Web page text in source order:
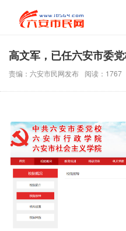
高文军，已任六安市委
责编：六安市民网发布 阅读：1767